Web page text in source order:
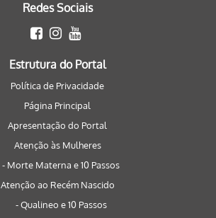
Redes Sociais
Estrutura do Portal
Política de Privacidade
Página Principal
Apresentação do Portal
Atenção às Mulheres
- Morte Materna e 10 Passos
Atenção ao Recém Nascido
- Qualineo e 10 Passos